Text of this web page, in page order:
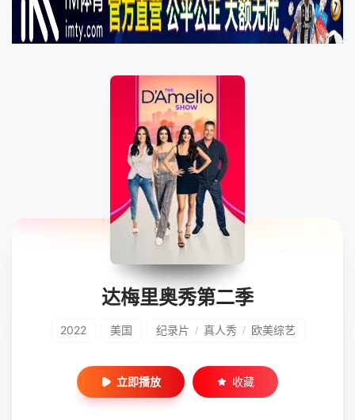
达梅里奥秀第二季
2022 美国 纪录片 / 真人秀 / 欧美综艺
立即播放 收藏